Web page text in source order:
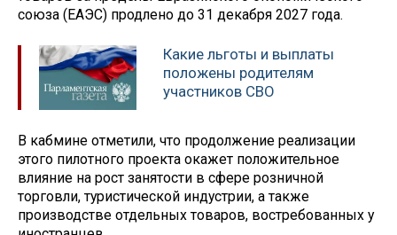
союза (ЕАЭС) продлено до 31 декабря 2027 года.
Какие льготы и выплаты
положены родителям
участников СВО
В кабмине отметили, что продолжение реализации
этого пилотного проекта окажет положительное
влияние на рост занятости в сфере розничной
торговли, туристической индустрии, а также
производстве отдельных товаров, востребованных у